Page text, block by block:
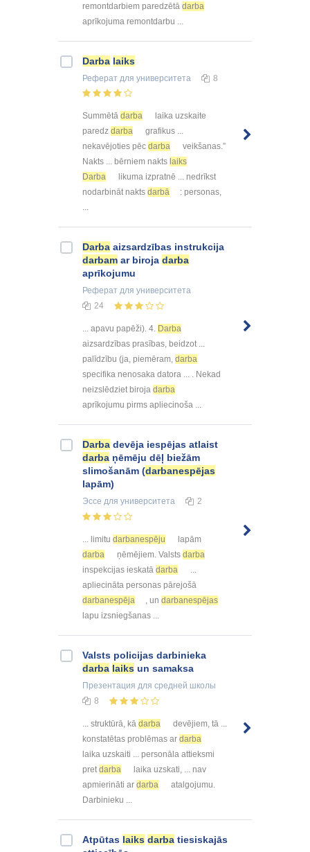
remontdarbiem paredzētā darba
aprīkojuma remontdarbu ...
Darba laiks
Реферат для университета 8
Summētā darba
laika uzskaite
paredz darba
grafikus ...
nekavējoties pēc darba
veikšanas.”
Nakts ... bērniem nakts laiks
Darba
likuma izpratnē ... nedrīkst
nodarbināt nakts darbā
: personas,
...
Darba aizsardzības instrukcija
darbam ar biroja darba
aprīkojumu
Реферат для университета
24
... apavu papēži). 4. Darba
aizsardzības prasības, beidzot ...
palīdzību (ja, piemēram, darba
specifika nenosaka datora ... . Nekad
neizslēdziet biroja darba
aprīkojumu pirms apliecinoša ...
Darba devēja iespējas atlaist
darba ņēmēju dēļ biežām
slimošanām (darbanespējas
lapām)
Эссе для университета 2
... limitu darbanespēju
lapām
darba
ņēmējiem. Valsts darba
inspekcijas ieskatā darba
...
apliecināta personas pārejošā
darbanespēja
, un darbanespējas
lapu izsniegšanas ...
Valsts policijas darbinieka
darba laiks un samaksa
Презентация для средней школы
8
... struktūrā, kā darba
devējiem, tā ...
konstatētas problēmas ar darba
laika uzskaiti ... personāla attieksmi
pretdarba
laika uzskati, ... nav
apmierināti ar darba
atalgojumu.
Darbinieku ...
Atpūtas laiks darba tiesiskajās